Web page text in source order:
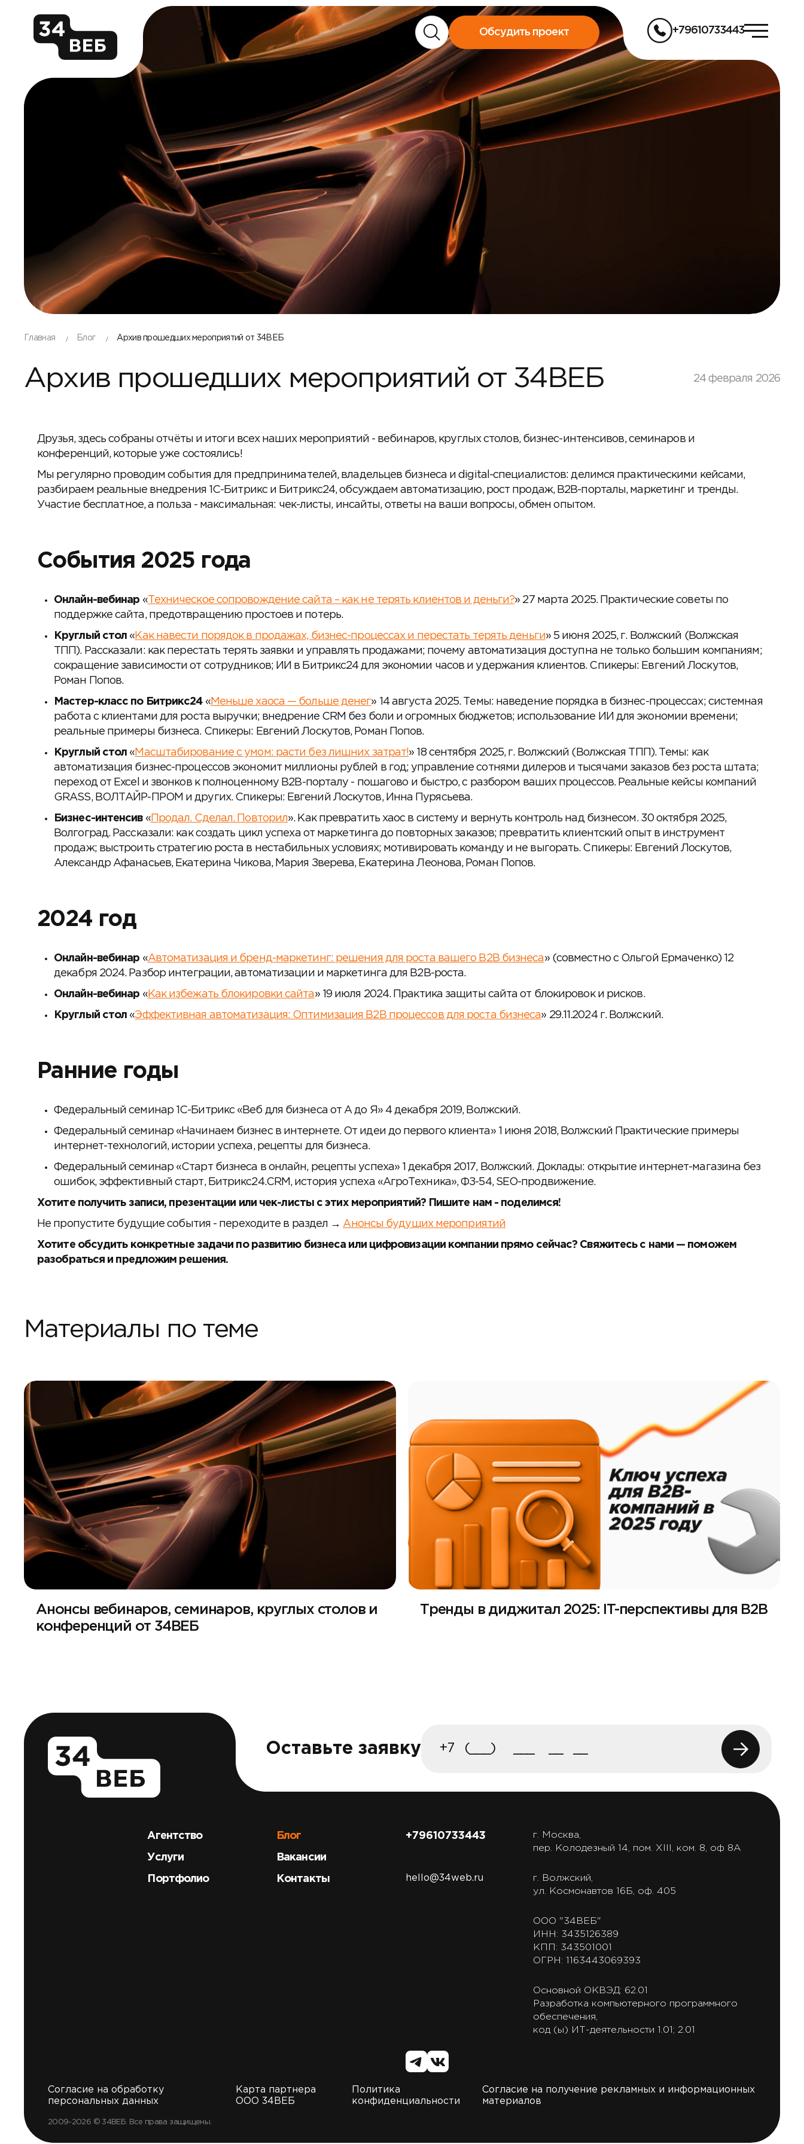
Обсудить проект +79610733443
Главная Блог Архив прошедших мероприятий от 34ВЕБ
Архив прошедших мероприятий от 34ВЕБ 24 февраля 2026
Друзья, здесь собраны отчёты и итоги всех наших мероприятий - вебинаров, круглых столов, бизнес-интенсивов, семинаров и
конференций, которые уже состоялись!
Мы регулярно проводим события для предпринимателей, владельцев бизнеса и digital-специалистов: делимся практическими кейсами,
разбираем реальные внедрения 1С-Битрикс и Битрикс24, обсуждаем автоматизацию, рост продаж, B2B-порталы, маркетинг и тренды.
Участие бесплатное, а польза - максимальная: чек-листы, инсайты, ответы на ваши вопросы, обмен опытом.
События 2025 года
Онлайн-вебинар «Техническое сопровождение сайта – как не терять клиентов и деньги?» 27 марта 2025. Практические советы по
поддержке сайта, предотвращению простоев и потерь.
Круглый стол «Как навести порядок в продажах, бизнес-процессах и перестать терять деньги» 5 июня 2025, г. Волжский (Волжская
ТПП). Рассказали: как перестать терять заявки и управлять продажами; почему автоматизация доступна не только большим компаниям;
сокращение зависимости от сотрудников; ИИ в Битрикс24 для экономии часов и удержания клиентов. Спикеры: Евгений Лоскутов,
Роман Попов.
Мастер-класс по Битрикс24 «Меньше хаоса — больше денег» 14 августа 2025. Темы: наведение порядка в бизнес-процессах; системная
работа с клиентами для роста выручки; внедрение CRM без боли и огромных бюджетов; использование ИИ для экономии времени;
реальные примеры бизнеса. Спикеры: Евгений Лоскутов, Роман Попов.
Круглый стол «Масштабирование с умом: расти без лишних затрат!» 18 сентября 2025, г. Волжский (Волжская ТПП). Темы: как
автоматизация бизнес-процессов экономит миллионы рублей в год; управление сотнями дилеров и тысячами заказов без роста штата;
переход от Excel и звонков к полноценному B2B-порталу - пошагово и быстро, с разбором ваших процессов. Реальные кейсы компаний
GRASS, ВОЛТАЙР-ПРОМ и других. Спикеры: Евгений Лоскутов, Инна Пурясьева.
Бизнес-интенсив«Продал. Сделал. Повторил». Как превратить хаос в систему и вернуть контроль над бизнесом. 30 октября 2025,
Волгоград. Рассказали: как создать цикл успеха от маркетинга до повторных заказов; превратить клиентский опыт в инструмент
продаж; выстроить стратегию роста в нестабильных условиях; мотивировать команду и не выгорать. Спикеры: Евгений Лоскутов,
Александр Афанасьев, Екатерина Чикова, Мария Зверева, Екатерина Леонова, Роман Попов.
2024 год
Онлайн-вебинар «Автоматизация и бренд-маркетинг: решения для роста вашего B2B бизнеса» (совместно с Ольгой Ермаченко) 12
декабря 2024. Разбор интеграции, автоматизации и маркетинга для B2B-роста.
Онлайн-вебинар «Как избежать блокировки сайта» 19 июля 2024. Практика защиты сайта от блокировок и рисков.
Круглый стол «Эффективная автоматизация: Оптимизация B2B процессов для роста бизнеса» 29.11.2024 г. Волжский.
Ранние годы
Федеральный семинар 1С-Битрикс «Веб для бизнеса от А до Я» 4 декабря 2019, Волжский.
Федеральный семинар «Начинаем бизнес в интернете. От идеи до первого клиента» 1 июня 2018, Волжский Практические примеры
интернет-технологий, истории успеха, рецепты для бизнеса.
Федеральный семинар «Старт бизнеса в онлайн, рецепты успеха» 1 декабря 2017, Волжский. Доклады: открытие интернет-магазина без
ошибок, эффективный старт, Битрикс24.CRM, история успеха «АгроТехника», ФЗ-54, SEO-продвижение.
Хотите получить записи, презентации или чек-листы с этих мероприятий? Пишите нам - поделимся!
Не пропустите будущие события - переходите в раздел →Анонсы будущих мероприятий
Хотите обсудить конкретные задачи по развитию бизнеса или цифровизации компании прямо сейчас? Свяжитесь с нами — поможем
разобраться и предложим решения.
Материалы по теме
Анонсы вебинаров, семинаров, круглых столов и
конференций от 34ВЕБ
Тренды в диджитал 2025: IT-перспективы для B2B
Оставьте заявку
Агентство
Услуги
Портфолио
Блог
Вакансии
Контакты
+79610733443
hello@34web.ru
г. Москва,
пер. Колодезный 14, пом. XIII, ком. 8, оф 8А
г. Волжский,
ул. Космонавтов 16Б, оф. 405
ООО "34ВЕБ"
ИНН: 3435126389
КПП: 343501001
ОГРН: 1163443069393
Основной ОКВЭД: 62.01
Разработка компьютерного программного
обеспечения,
код (ы) ИТ-деятельности 1.01; 2.01
Согласие на обработку
персональных данных
Карта партнера
ООО 34ВЕБ
Политика
конфиденциальности
Согласие на получение рекламных и информационных
материалов
2009-2026 © 34ВЕБ. Все права защищены.